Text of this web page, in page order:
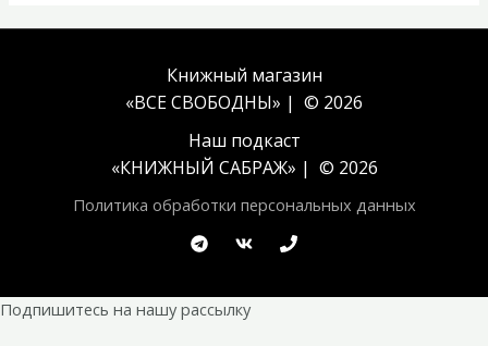
Книжный магазин
«ВСЕ СВОБОДНЫ» | © 2026
Наш подкаст
«КНИЖНЫЙ САБРАЖ» | © 2026
Политика обработки персональных данных
Подпишитесь на нашу рассылку